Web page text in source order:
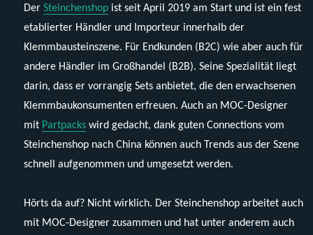
DerSteinchenshop ist seit April 2019 am Start und ist ein fest
etablierter Händler und Importeur innerhalb der
Klemmbausteinszene. Für Endkunden (B2C) wie aber auch für
andere Händler im Großhandel (B2B). Seine Spezialität liegt
darin, dass er vorrangig Sets anbietet, die den erwachsenen
Klemmbaukonsumenten erfreuen. Auch an MOC-Designer
mit Partpacks wird gedacht, dank guten Connections vom
Steinchenshop nach China können auch Trends aus der Szene
schnell aufgenommen und umgesetzt werden.
Hörts da auf? Nicht wirklich. Der Steinchenshop arbeitet auch
mit MOC-Designer zusammen und hat unter anderem auch